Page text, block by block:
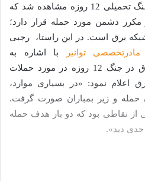
حیاتی محسوب می‌گردد. در جنگ تحمیلی 12 روزه مشاهده شد که
دشمن مورد حمله قرار دارد؛
برق است. در این راستا، رجبی
توانیر
با اشاره به
جان‌فشانی کارکنان صنعت برق در جنگ 12 روزه در مورد حملات
اعلام نمود: «در بسیاری موارد،
و زیر بمباران صورت گرفت.
از نقاطی بود که دو بار هدف حمله
دید».